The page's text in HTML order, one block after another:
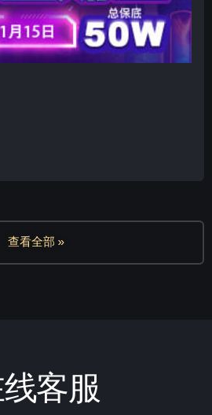
查看全部 »
客服